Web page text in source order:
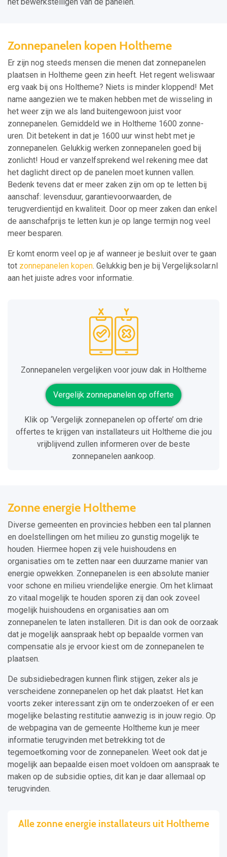
het bewerkstelligen van de panelen.
Zonnepanelen kopen Holtheme
Er zijn nog steeds mensen die menen dat zonnepanelen
plaatsen in Holtheme geen zin heeft. Het regent weliswaar
erg vaak bij ons Holtheme? Niets is minder kloppend! Met
name aangezien we te maken hebben met de wisseling in
het weer zijn we als land buitengewoon juist voor
zonnepanelen. Gemiddeld we in Holtheme 1600 zonne-
uren. Dit betekent in dat je 1600 uur winst hebt met je
zonnepanelen. Gelukkig werken zonnepanelen goed bij
zonlicht! Houd er vanzelfsprekend wel rekening mee dat
het daglicht direct op de panelen moet kunnen vallen.
Bedenk tevens dat er meer zaken zijn om op te letten bij
aanschaf: levensduur, garantievoorwaarden, de
terugverdientijd en kwaliteit. Door op meer zaken dan enkel
de aanschafprijs te letten kun je op lange termijn nog veel
meer besparen.
Er komt enorm veel op je af wanneer je besluit over te gaan
tot zonnepanelen kopen. Gelukkig ben je bij Vergelijksolar.nl
aan het juiste adres voor informatie.
Zonnepanelen vergelijken voor jouw dak in Holtheme
Vergelijk zonnepanelen op offerte
Klik op ‘Vergelijk zonnepanelen op offerte’ om drie
offertes te krijgen van installateurs uit Holtheme die jou
vrijblijvend zullen informeren over de beste
zonnepanelen aankoop.
Zonne energie Holtheme
Diverse gemeenten en provincies hebben een tal plannen
en doelstellingen om het milieu zo gunstig mogelijk te
houden. Hiermee hopen zij vele huishoudens en
organisaties om te zetten naar een duurzame manier van
energie opwekken. Zonnepanelen is een absolute manier
voor schone en milieu vriendelijke energie. Om het klimaat
zo vitaal mogelijk te houden sporen zij dan ook zoveel
mogelijk huishoudens en organisaties aan om
zonnepanelen te laten installeren. Dit is dan ook de oorzaak
dat je mogelijk aanspraak hebt op bepaalde vormen van
compensatie als je ervoor kiest om de zonnepanelen te
plaatsen.
De subsidiebedragen kunnen flink stijgen, zeker als je
verscheidene zonnepanelen op het dak plaatst. Het kan
voorts zeker interessant zijn om te onderzoeken of er een
mogelijke belasting restitutie aanwezig is in jouw regio. Op
de webpagina van de gemeente Holtheme kun je meer
informatie terugvinden met betrekking tot de
tegemoetkoming voor de zonnepanelen. Weet ook dat je
mogelijk aan bepaalde eisen moet voldoen om aanspraak te
maken op de subsidie opties, dit kan je daar allemaal op
terugvinden.
Alle zonne energie installateurs uit Holtheme